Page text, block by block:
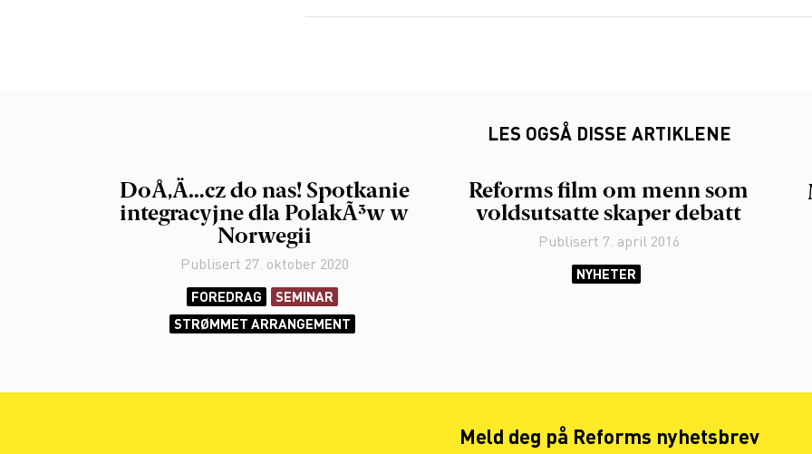
LES OGSÅ DISSE ARTIKLENE
DoÅ‚Ä…cz do nas! Spotkanie
integracyjne dla PolakÃ³w w
Norwegii
Publisert 27. oktober 2020
FOREDRAG
SEMINAR
STRØMMET ARRANGEMENT
Reforms film om menn som
voldsutsatte skaper debatt
Publisert 7. april 2016
NYHETER
Meld deg på Reforms nyhetsbrev